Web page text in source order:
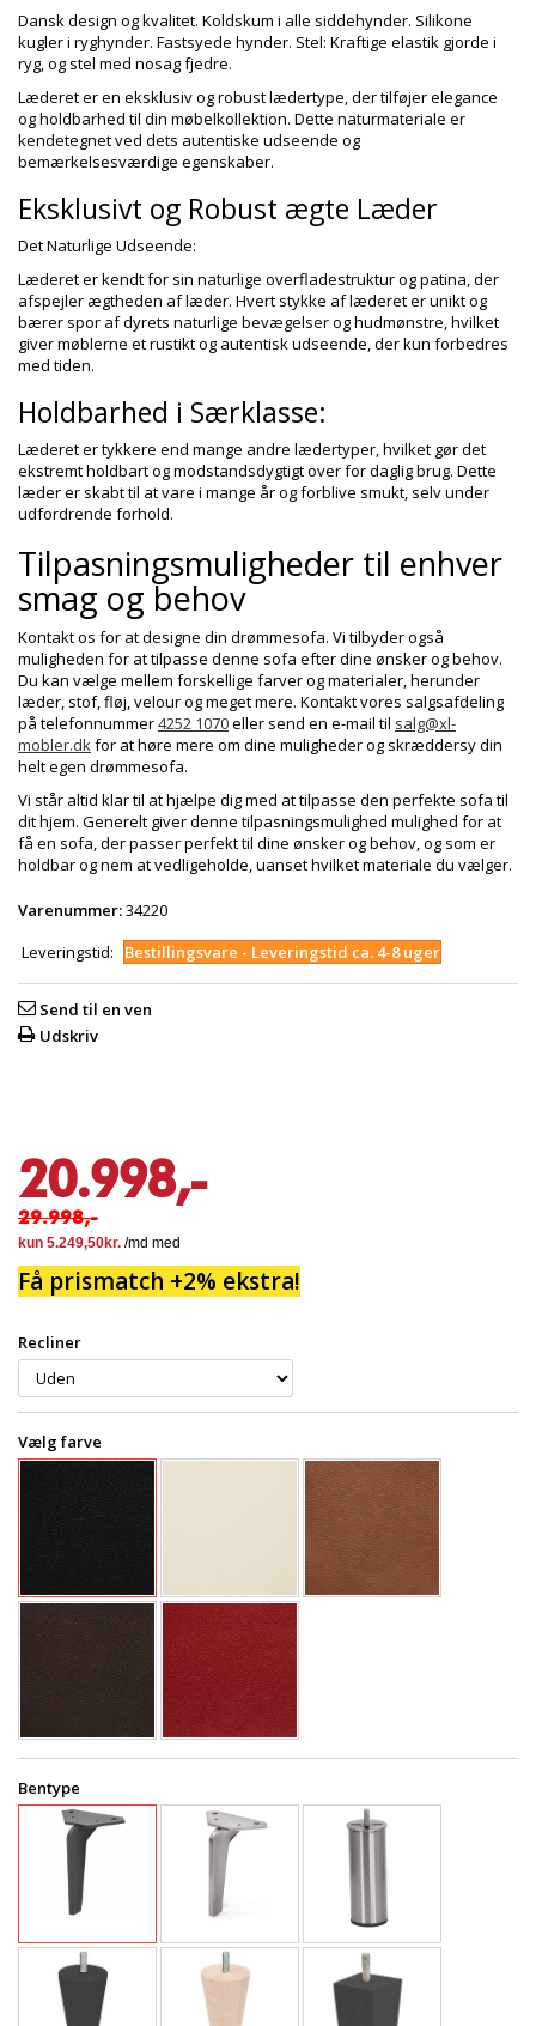
Dansk design og kvalitet. Koldskum i alle siddehynder. Silikone
kugler i ryghynder. Fastsyede hynder. Stel: Kraftige elastik gjorde i
ryg, og stel med nosag fjedre.
Læderet er en eksklusiv og robust lædertype, der tilføjer elegance
og holdbarhed til din møbelkollektion. Dette naturmateriale er
kendetegnet ved dets autentiske udseende og
bemærkelsesværdige egenskaber.
Eksklusivt og Robust ægte Læder
Det Naturlige Udseende:
Læderet er kendt for sin naturlige overfladestruktur og patina, der
afspejler ægtheden af læder. Hvert stykke af læderet er unikt og
bærer spor af dyrets naturlige bevægelser og hudmønstre, hvilket
giver møblerne et rustikt og autentisk udseende, der kun forbedres
med tiden.
Holdbarhed i Særklasse:
Læderet er tykkere end mange andre lædertyper, hvilket gør det
ekstremt holdbart og modstandsdygtigt over for daglig brug. Dette
læder er skabt til at vare i mange år og forblive smukt, selv under
udfordrende forhold.
Tilpasningsmuligheder til enhver
smag og behov
Kontakt os for at designe din drømmesofa. Vi tilbyder også
muligheden for at tilpasse denne sofa efter dine ønsker og behov.
Du kan vælge mellem forskellige farver og materialer, herunder
læder, stof, fløj, velour og meget mere. Kontakt vores salgsafdeling
på telefonnummer4252 1070eller send en e-mail til salg@xl-
mobler.dkfor at høre mere om dine muligheder og skræddersy din
helt egen drømmesofa.
Vi står altid klar til at hjælpe dig med at tilpasse den perfekte sofa til
dit hjem. Generelt giver denne tilpasningsmulighed mulighed for at
få en sofa, der passer perfekt til dine ønsker og behov, og som er
holdbar og nem at vedligeholde, uanset hvilket materiale du vælger.
Varenummer:34220
Leveringstid:
Bestillingsvare - Leveringstid ca. 4-8 uger
Send til en ven
Udskriv
20.998,-
29.998,-
Få prismatch +2% ekstra!
Recliner
Vælg farve
Bentype